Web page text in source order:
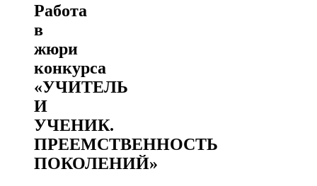
Работа
в
жюри
конкурса
«УЧИТЕЛЬ
И
УЧЕНИК.
ПРЕЕМСТВЕННОСТЬ
ПОКОЛЕНИЙ»